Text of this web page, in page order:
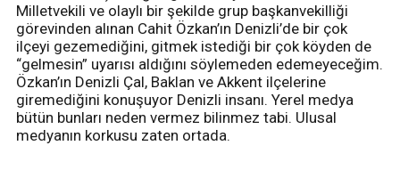
Milletvekili ve olaylı bir şekilde grup başkanvekilliği
görevinden alınan Cahit Özkan’ın Denizli’de bir çok
ilçeyi gezemediğini, gitmek istediği bir çok köyden de
“gelmesin” uyarısı aldığını söylemeden edemeyeceğim.
Özkan’ın Denizli Çal, Baklan ve Akkent ilçelerine
giremediğini konuşuyor Denizli insanı. Yerel medya
bütün bunları neden vermez bilinmez tabi. Ulusal
medyanın korkusu zaten ortada.